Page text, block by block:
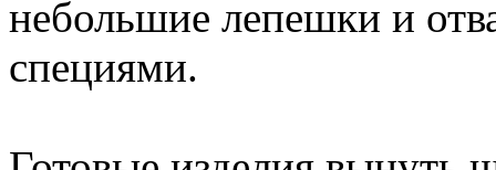
небольшие лепешки и
специями.